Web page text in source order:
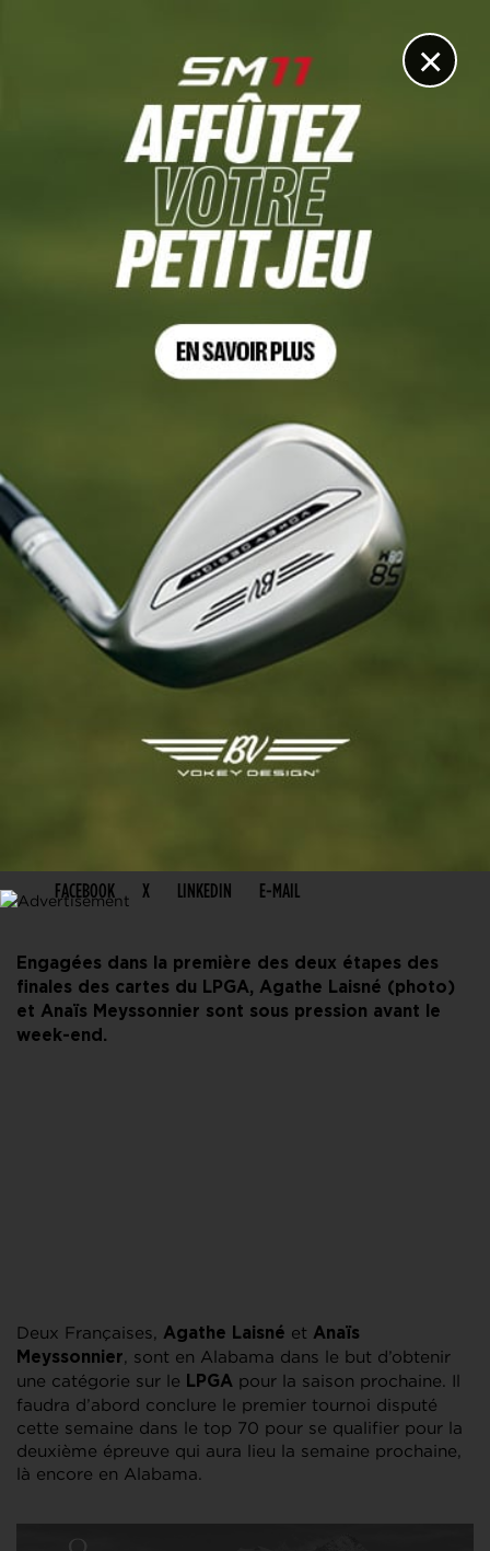
×
QUALIFYING SCHOOL 2022 – FINAL STAGE
FACEBOOK X LINKEDIN E-MAIL
Engagées dans la première des deux étapes des
finales des cartes du LPGA, Agathe Laisné (photo)
et Anaïs Meyssonnier sont sous pression avant le
week-end.
Deux Françaises, Agathe Laisné et Anaïs
Meyssonnier, sont en Alabama dans le but d’obtenir
une catégorie sur le LPGA pour la saison prochaine. Il
faudra d’abord conclure le premier tournoi disputé
cette semaine dans le top 70 pour se qualifier pour la
deuxième épreuve qui aura lieu la semaine prochaine,
là encore en Alabama.